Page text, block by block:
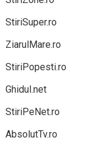
StiriSuper.ro
ZiarulMare.ro
StiriPopesti.ro
Ghidul.net
StiriPeNet.ro
AbsolutTv.ro